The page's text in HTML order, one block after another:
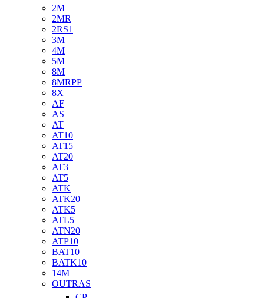
2M
2MR
2RS1
3M
4M
5M
8M
8MRPP
8X
AF
AS
AT
AT10
AT15
AT20
AT3
AT5
ATK
ATK20
ATK5
ATL5
ATN20
ATP10
BAT10
BATK10
14M
OUTRAS